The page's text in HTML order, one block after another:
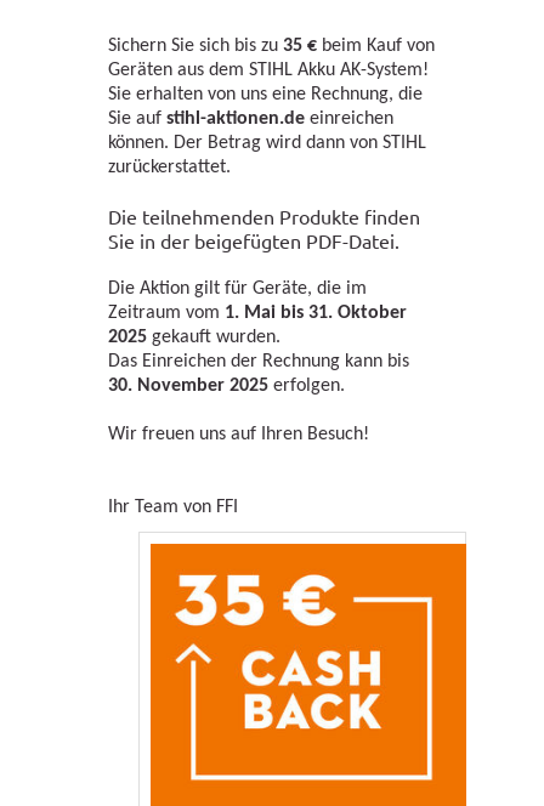
Sichern Sie sich bis zu 35 € beim Kauf von
Geräten aus dem STIHL Akku AK-System!
Sie erhalten von uns eine Rechnung, die
Sie auf stihl-aktionen.de einreichen
können. Der Betrag wird dann von STIHL
zurückerstattet.
Die teilnehmenden Produkte finden
Sie in der beigefügten PDF-Datei.
Die Aktion gilt für Geräte, die im
Zeitraum vom 1. Mai bis 31. Oktober
2025 gekauft wurden.
Das Einreichen der Rechnung kann bis
30. November 2025 erfolgen.
Wir freuen uns auf Ihren Besuch!
Ihr Team von FFI